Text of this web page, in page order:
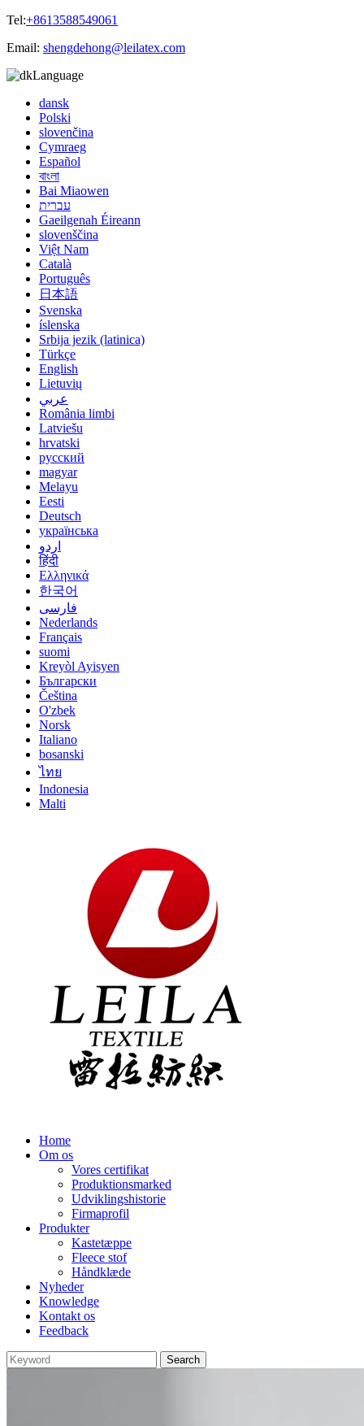
Tel:+8613588549061
Email: shengdehong@leilatex.com
Language
dansk
Polski
slovenčina
Cymraeg
Español
বাংলা
Bai Miaowen
עברית
Gaeilgenah Éireann
slovenščina
Việt Nam
Català
Português
日本語
Svenska
íslenska
Srbija jezik (latinica)
Türkçe
English
Lietuvių
عربي
România limbi
Latviešu
hrvatski
русский
magyar
Melayu
Eesti
Deutsch
українська
اردو
हिंदी
Ελληνικά
한국어
فارسی
Nederlands
Français
suomi
Kreyòl Ayisyen
Български
Čeština
O'zbek
Norsk
Italiano
bosanski
ไทย
Indonesia
Malti
Home
Om os
Vores certifikat
Produktionsmarked
Udviklingshistorie
Firmaprofil
Produkter
Kastetæppe
Fleece stof
Håndklæde
Nyheder
Knowledge
Kontakt os
Feedback